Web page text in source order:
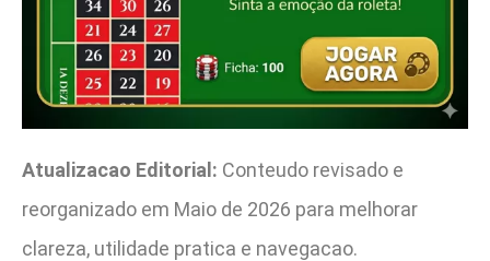
Atualizacao Editorial: Conteudo revisado e
reorganizado em Maio de 2026 para melhorar
clareza, utilidade pratica e navegacao.